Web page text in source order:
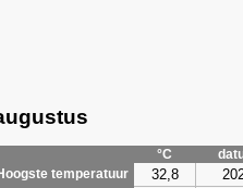
°C
temperatuur
32,8